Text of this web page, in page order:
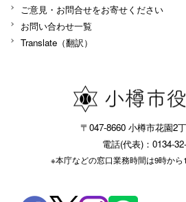
ご意見・お問合せをお寄せください
お問い合わせ一覧
Translate（翻訳）
〒047-8660 小樽市花園2
電話(代表)：0134-
※本庁などの窓口業務時間は9時から